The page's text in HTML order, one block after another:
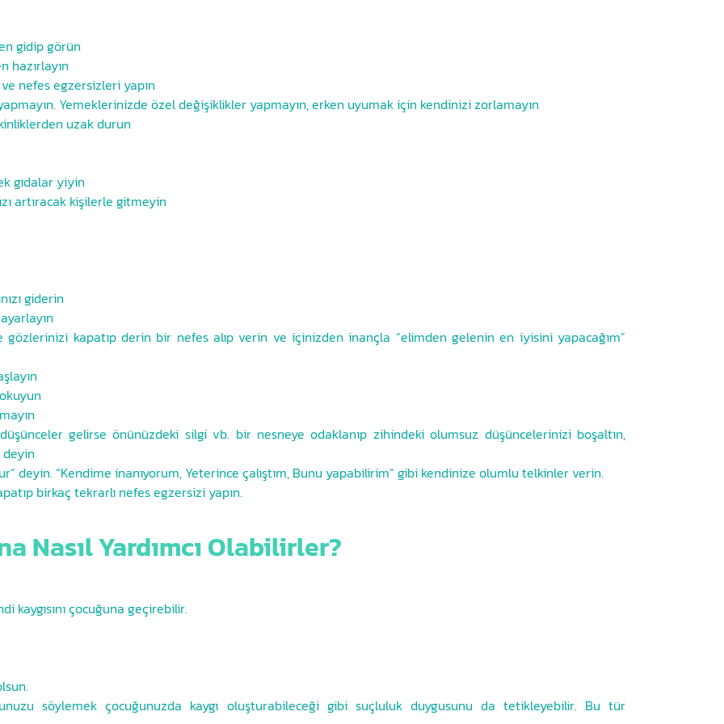
gidip görün
hazırlayın
nefes egzersizleri yapın
Yemeklerinizde özel değişiklikler yapmayın, erken uyumak için kendinizi zorlamayın
uzak durun
gıdalar yiyin
artıracak kişilerle gitmeyin
giderin
gözlerinizi kapatıp derin bir nefes alıp verin ve içinizden inançla “elimden gelenin en iyisini yapacağım”
gelirse önünüzdeki silgi vb. bir nesneye odaklanıp zihindeki olumsuz düşüncelerinizi boşaltın,
deyin
deyin. “Kendime inanıyorum, Yeterince çalıştım, Bunu yapabilirim” gibi kendinize olumlu telkinler verin.
birkaç tekrarlı nefes egzersizi yapın.
Nasıl Yardımcı Olabilirler?
kaygısını çocuğuna geçirebilir.
söylemek çocuğunuzda kaygı oluşturabileceği gibi suçluluk duygusunu da tetikleyebilir. Bu tür